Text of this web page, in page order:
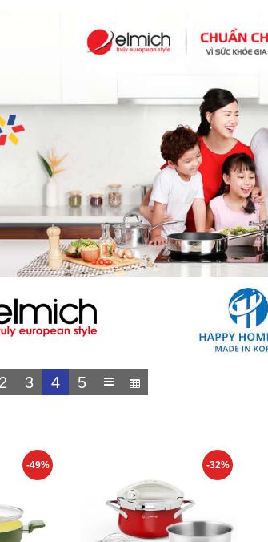
2 3 4 5
-49% -32%